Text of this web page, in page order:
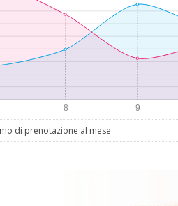
di prenotazione al mese